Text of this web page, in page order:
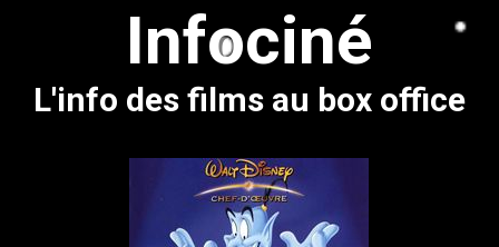
Infociné
L'info des films au box office